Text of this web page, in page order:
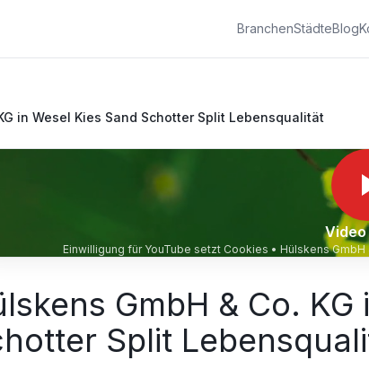
BranchenStädteBlog
in Wesel Kies Sand Schotter Split Lebensqualität
Einwilligung für YouTube setzt Cookies • Hülskens
GmbH & Co.
Split